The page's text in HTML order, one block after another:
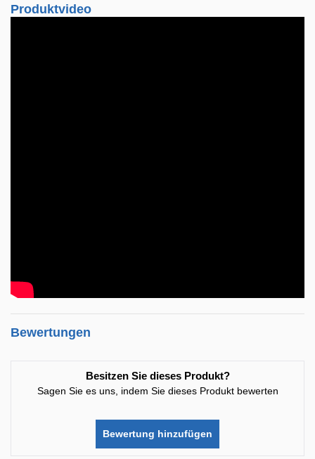
Produktvideo
Bewertungen
Besitzen Sie dieses Produkt?
Sagen Sie es uns, indem Sie dieses Produkt bewerten
Bewertung hinzufügen